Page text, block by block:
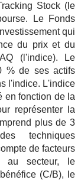
Stock (le
Le Fonds
qui
du prix et du
(l'indice). Le
% de ses actifs
l'indice. L'indice
en fonction de la
représenter la
plus de 3
techniques
de facteurs
au secteur, le
(C/B), le